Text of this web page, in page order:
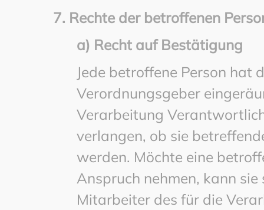
7. Rechte der betroffenen
a) Recht auf Bestätigung
Jede betroffene Person hat
Verordnungsgeber
Verarbeitung
verlangen, ob sie
werden. Möchte eine
Anspruch nehmen, kann
Mitarbeiter des für die